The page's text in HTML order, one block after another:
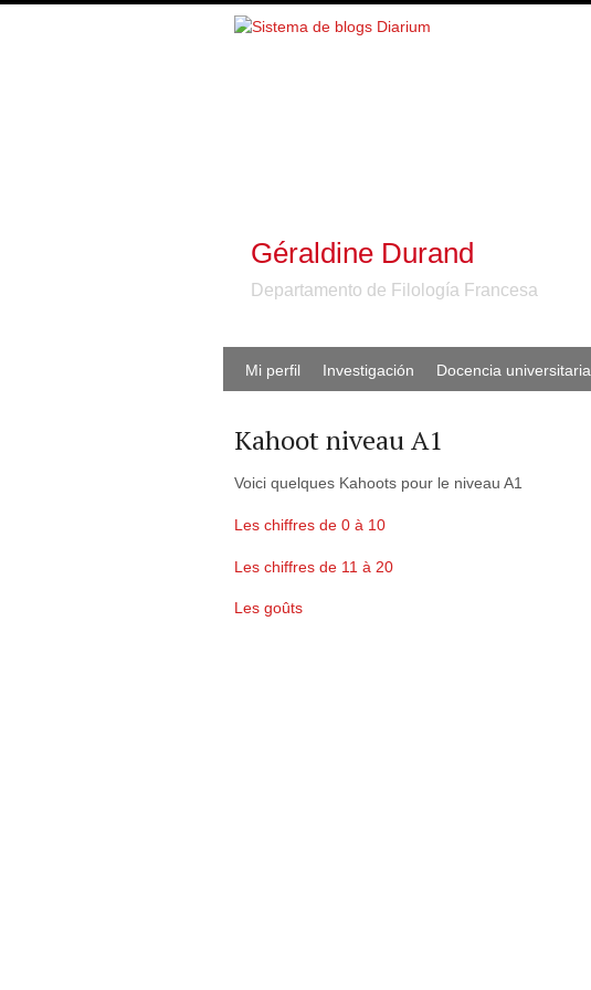
Géraldine Durand
Departamento de Filología Francesa
Mi perfil Investigación Docencia universitaria
Kahoot niveau A1
Voici quelques Kahoots pour le niveau A1
Les chiffres de 0 à 10
Les chiffres de 11 à 20
Les goûts